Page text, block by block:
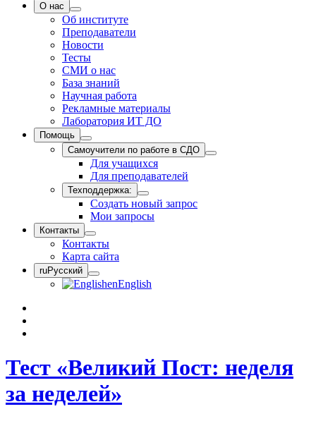
О нас
Об институте
Преподаватели
Новости
Тесты
СМИ о нас
База знаний
Научная работа
Рекламные материалы
Лаборатория ИТ ДО
Помощь
Самоучители по работе в СДО
Для учащихся
Для преподавателей
Техподдержка:
Создать новый запрос
Мои запросы
Контакты
Контакты
Карта сайта
ruРусский
enEnglish
Тест «Великий Пост: неделя
за неделей»